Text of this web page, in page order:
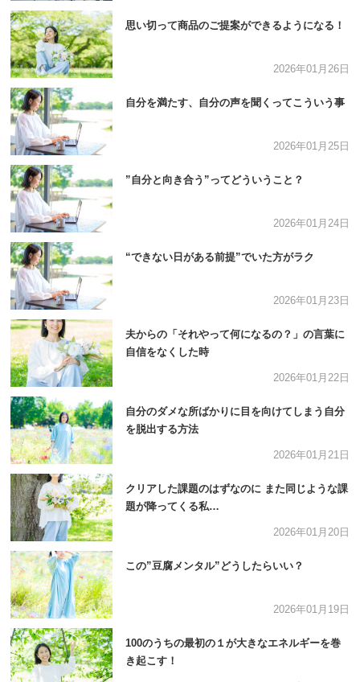
思い切って商品のご提案ができるようになる！
2026年01月26日
自分を満たす、自分の声を聞くってこういう事
2026年01月25日
”自分と向き合う”ってどういうこと？
2026年01月24日
“できない日がある前提”でいた方がラク
2026年01月23日
夫からの「それやって何になるの？」の言葉に
自信をなくした時
2026年01月22日
自分のダメな所ばかりに目を向けてしまう自分
を脱出する方法
2026年01月21日
クリアした課題のはずなのに また同じような課
題が降ってくる私…
2026年01月20日
この”豆腐メンタル”どうしたらいい？
2026年01月19日
100のうちの最初の１が大きなエネルギーを巻
き起こす！